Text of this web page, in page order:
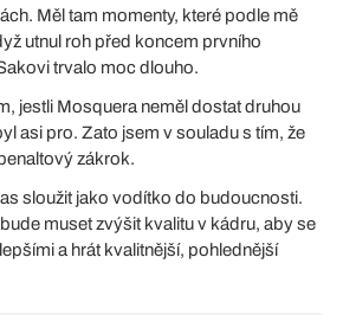
Měl tam momenty, které podle mě
utnul roh před koncem prvního
trvalo moc dlouho.
jestli Mosquera neměl dostat druhou
asi pro. Zato jsem v souladu s tím, že
zákrok.
sloužit jako vodítko do budoucnosti.
muset zvýšit kvalitu v kádru, aby se
a hrát kvalitnější, pohlednější